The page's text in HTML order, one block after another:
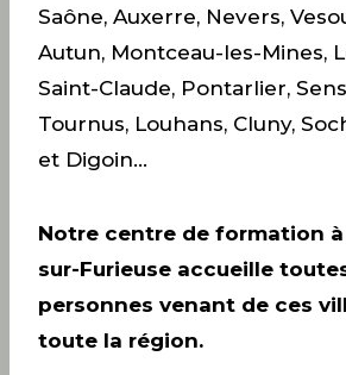
Saône, Auxerre, Nevers,
Autun, Montceau-les-Mines,
Saint-Claude, Pontarlier,
Tournus, Louhans, Cluny,
et Digoin…
Notre centre de formation à
sur-Furieuse accueille
personnes venant de ces
toute la région.